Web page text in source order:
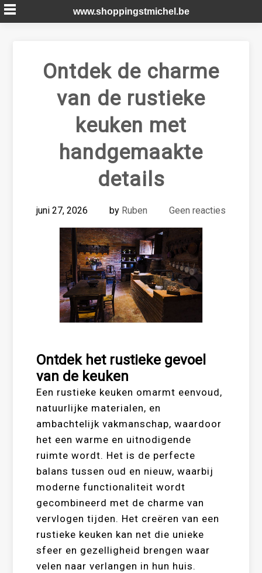
Skip
to
www.shoppingstmichel.be
Ontdek de charme
van de rustieke
keuken met
handgemaakte
details
juni 27, 2026 by Ruben Geen reacties
Ontdek het rustieke gevoel
van de keuken
Een rustieke keuken omarmt eenvoud,
natuurlijke materialen, en
ambachtelijk vakmanschap, waardoor
het een warme en uitnodigende
ruimte wordt. Het is de perfecte
balans tussen oud en nieuw, waarbij
moderne functionaliteit wordt
gecombineerd met de charme van
vervlogen tijden. Het creëren van een
rustieke keuken kan net die unieke
sfeer en gezelligheid brengen waar
velen naar verlangen in hun huis.